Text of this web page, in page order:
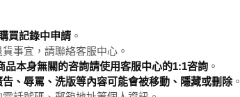
買記錄中申請 。
事宜，請聯絡客服中心。
本身無關的咨詢請使用客服中心的1:1咨詢 。
告、辱罵、洗版等內容可能會被移動、隱藏或刪除。